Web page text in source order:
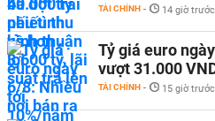
TÀI CHÍNH - 14 giờ trước
Tỷ giá euro
vượt 31.000
TÀI CHÍNH - 15 giờ trước